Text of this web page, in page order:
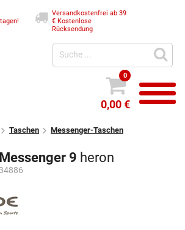
Versandkostenfrei ab 39
€Kostenlose
Rücksendung
0
0,00 €
Taschen Messenger-Taschen
9 heron